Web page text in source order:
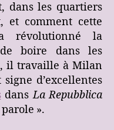
dans les quartiers
et comment cette
révolutionné la
boire dans les
il travaille à Milan
d’excellentes
dansLa Repubblica
».